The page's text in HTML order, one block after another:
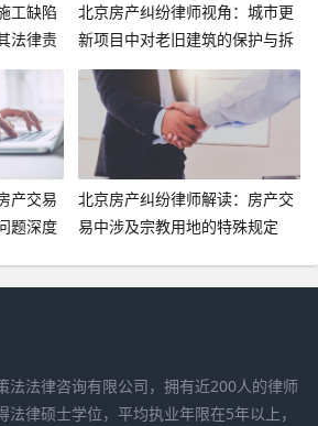
工缺陷
法律责
北京房产纠纷律师视角：城市更
新项目中对老旧建筑的保护与拆
除争议
产交易
题深度
北京房产纠纷律师解读：房产交
易中涉及宗教用地的特殊规定
法法律咨询有限公司，拥有近200人的律师
律硕士学位，平均执业年限在5年以上，